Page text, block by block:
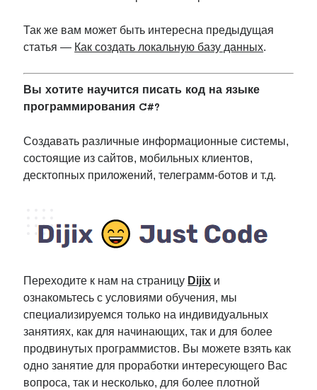
Так же вам может быть интересна предыдущая
статья — Как создать локальную базу данных.
Вы хотите научится писать код на языке
программирования C#?
Создавать различные информационные системы,
состоящие из сайтов, мобильных клиентов,
десктопных приложений, телеграмм-ботов и т.д.
Переходите к нам на страницу Dijix и
ознакомьтесь с условиями обучения, мы
специализируемся только на индивидуальных
занятиях, как для начинающих, так и для более
продвинутых программистов. Вы можете взять как
одно занятие для проработки интересующего Вас
вопроса, так и несколько, для более плотной